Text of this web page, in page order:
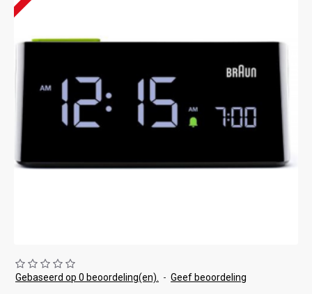
Gebaseerd op 0 beoordeling(en). - Geef beoordeling